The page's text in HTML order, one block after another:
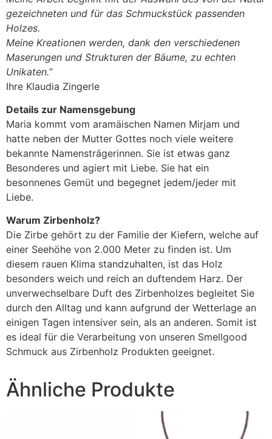
gezeichneten und für das Schmuckstück passenden
Holzes.
Meine Kreationen werden, dank den verschiedenen
Maserungen und Strukturen der Bäume, zu echten
Unikaten.”
Ihre Klaudia Zingerle
Details zur Namensgebung
Maria kommt vom aramäischen Namen Mirjam und
hatte neben der Mutter Gottes noch viele weitere
bekannte Namensträgerinnen. Sie ist etwas ganz
Besonderes und agiert mit Liebe. Sie hat ein
besonnenes Gemüt und begegnet jedem/jeder mit
Liebe.
Warum Zirbenholz?
Die Zirbe gehört zu der Familie der Kiefern, welche auf
einer Seehöhe von 2.000 Meter zu finden ist. Um
diesem rauen Klima standzuhalten, ist das Holz
besonders weich und reich an duftendem Harz. Der
unverwechselbare Duft des Zirbenholzes begleitet Sie
durch den Alltag und kann aufgrund der Wetterlage an
einigen Tagen intensiver sein, als an anderen. Somit ist
es ideal für die Verarbeitung von unseren Smellgood
Schmuck aus Zirbenholz Produkten geeignet.
Ähnliche Produkte